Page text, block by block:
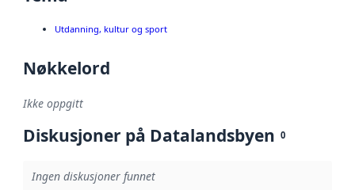
Utdanning, kultur og sport
Nøkkelord
Ikke oppgitt
Diskusjoner på Datalandsbyen 0
Ingen diskusjoner funnet